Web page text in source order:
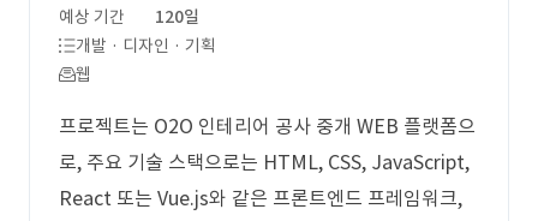
예상 기간
120일
개발 · 디자인 · 기획
웹
프로젝트는 O2O 인테리어 공사 중개 WEB 플랫폼으
로, 주요 기술 스택으로는 HTML, CSS, JavaScript,
React 또는 Vue.js와 같은 프론트엔드 프레임워크,